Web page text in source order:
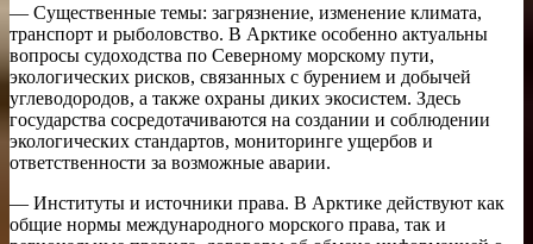
— Существенные темы: загрязнение, изменение климата,
транспорт и рыболовство. В Арктике особенно актуальны
вопросы судоходства по Северному морскому пути,
экологических рисков, связанных с бурением и добычей
углеводородов, а также охраны диких экосистем. Здесь
государства сосредотачиваются на создании и соблюдении
экологических стандартов, мониторинге ущербов и
ответственности за возможные аварии.
— Институты и источники права. В Арктике действуют как
общие нормы международного морского права, так и